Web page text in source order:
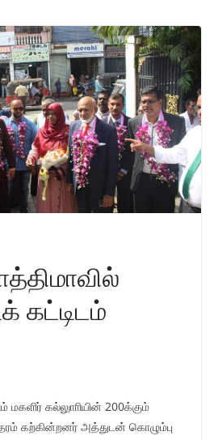
கட்டிடம்
மகளிர் கல்லுாாியின் 200க்கும்
கற்கின்றனர் அத்துடன் கொழும்பு